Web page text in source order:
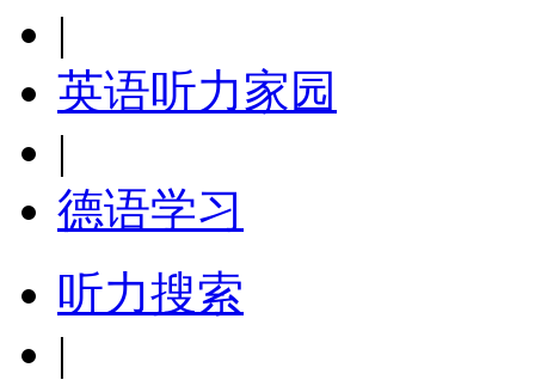
|
英语听力家园
|
德语学习
听力搜索
|